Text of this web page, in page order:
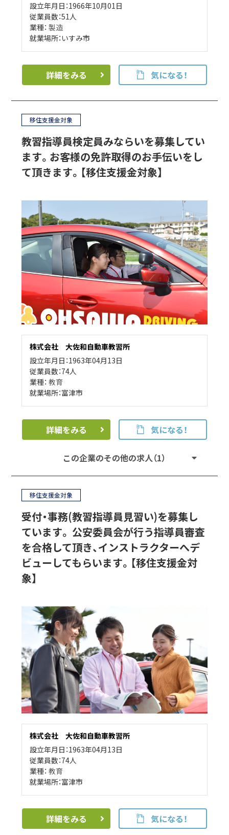
設立年月日：1966年10月01日
従業員数：51人
業種：製造
就業場所：いすみ市
詳細をみる 気になる！
移住支援金対象
教習指導員検定員みならいを募集してい
ます。お客様の免許取得のお手伝いをし
て頂きます。【移住支援金対象】
株式会社 大佐和自動車教習所
設立年月日：1963年04月13日
従業員数：74人
業種：教育
就業場所：富津市
詳細をみる 気になる！
この企業のその他の求人（1）
移住支援金対象
受付・事務(教習指導員見習い)を募集し
ています。 公安委員会が行う指導員審査
を合格して頂き、インストラクターへデ
ビューしてもらいます。【移住支援金対
象】
株式会社 大佐和自動車教習所
設立年月日：1963年04月13日
従業員数：74人
業種：教育
就業場所：富津市
詳細をみる 気になる！